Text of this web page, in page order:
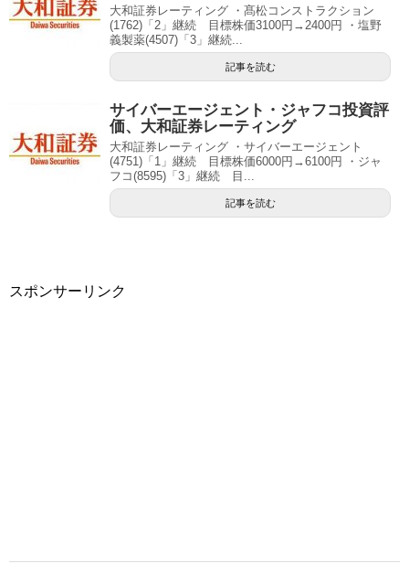
大和証券レーティング ・髙松コンストラクション
(1762)「2」継続 目標株価3100円→2400円 ・塩野
義製薬(4507)「3」継続...
記事を読む
サイバーエージェント・ジャフコ投資評
価、大和証券レーティング
大和証券レーティング ・サイバーエージェント
(4751)「1」継続 目標株価6000円→6100円 ・ジャ
フコ(8595)「3」継続 目...
記事を読む
スポンサーリンク